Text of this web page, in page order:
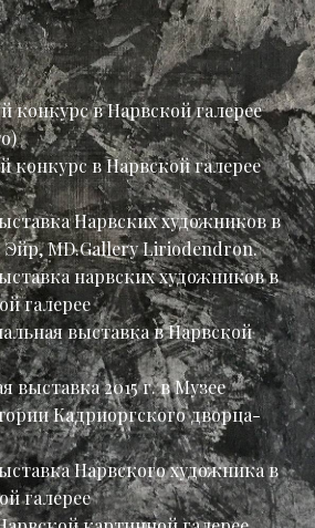
конкурс в Нарвской галерее
в Нарвской галерее
Нарвских художников в
MD.Gallery Liriodendron.
нарвских художников в
галерее
выставка в Нарвской
выставка 2015 г. в Музее
Кадриоргского дворца-
Нарвского художника в
галерее